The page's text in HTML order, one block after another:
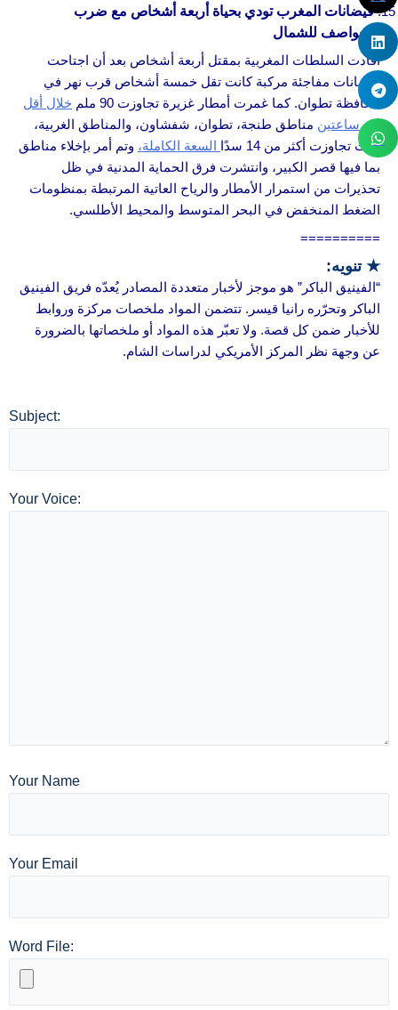
فيضانات المغرب تودي بحياة أربعة أشخاص مع ضرب
العواصف للشمال
أفادت السلطات المغربية بمقتل أربعة أشخاص بعد أن اجتاحت
فيضانات مفاجئة مركبة كانت تقل خمسة أشخاص قرب نهر في
محافظة تطوان. كما غمرت أمطار غزيرة تجاوزت 90 ملم
خلال أقل
من ساعتين مناطق طنجة، تطوان، شفشاون، والمناطق الغربية،
حيث تجاوزت أكثر من 14 سدًا
السعة الكاملة، وتم أمر بإخلاء مناطق
بما فيها قصر الكبير، وانتشرت فرق الحماية المدنية في ظل
تحذيرات من استمرار الأمطار والرياح العاتية المرتبطة بمنظومات
الضغط المنخفض في البحر المتوسط والمحيط الأطلسي.
==========
★ تنويه:
“الفينيق الباكر” هو موجز لأخبار متعددة المصادر يُعدّه فريق الفينيق
الباكر وتحرّره رانيا قيسر. تتضمن المواد ملخصات مركزة وروابط
للأخبار ضمن كل قصة. ولا تعبّر هذه المواد أو ملخصاتها بالضرورة
عن وجهة نظر المركز الأمريكي لدراسات الشام.
Subject:
Your Voice:
Your Name
Your Email
Word File: